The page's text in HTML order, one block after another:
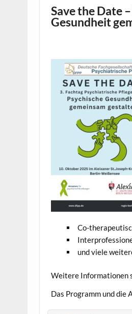
Save the Date
Gesundheit
Co-
und viele
Weitere Informationen
Das Programm und die